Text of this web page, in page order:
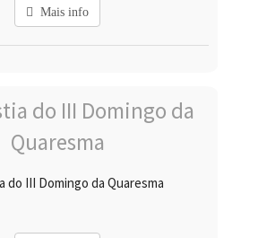
Mais info
do III Domingo da Quaresma